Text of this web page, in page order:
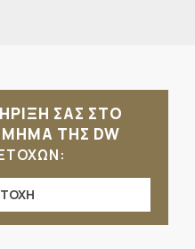
ΣΑΣ ΣΤΟ
ΤΗΣ DW